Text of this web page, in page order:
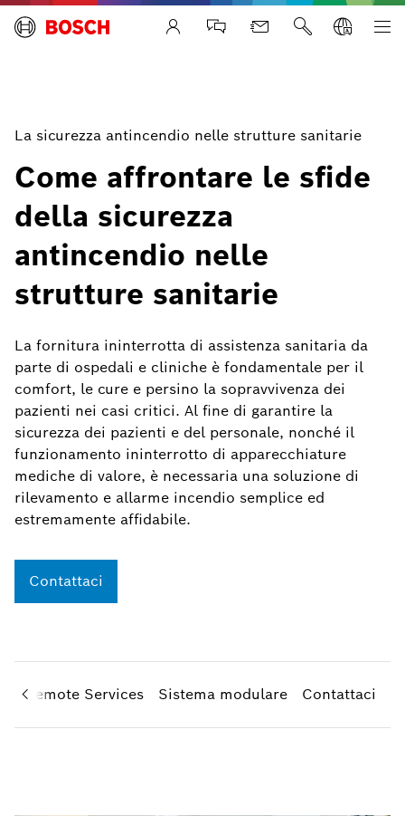
Life Safety Systems
La sicurezza antincendio nelle strutture sanitarie
Come affrontare le sfide
della sicurezza
antincendio nelle
strutture sanitarie
La fornitura ininterrotta di assistenza sanitaria da
parte di ospedali e cliniche è fondamentale per il
comfort, le cure e persino la sopravvivenza dei
pazienti nei casi critici. Al fine di garantire la
sicurezza dei pazienti e del personale, nonché il
funzionamento ininterrotto di apparecchiature
mediche di valore, è necessaria una soluzione di
rilevamento e allarme incendio semplice ed
estremamente affidabile.
Contattaci
Remote Services Sistema modulare Contattaci